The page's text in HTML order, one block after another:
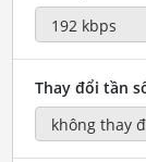
Thay đổi tần